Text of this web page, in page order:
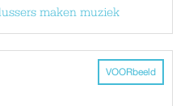
maken muziek
VOORbeeld